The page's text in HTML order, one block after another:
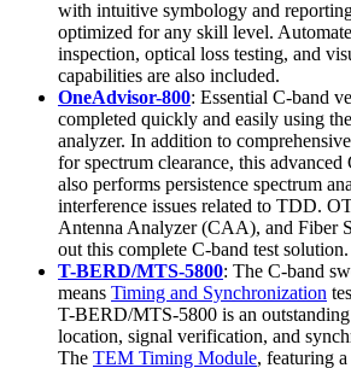
with intuitive symbology and
optimized for any skill level.
inspection, optical loss testing, and
capabilities are also included.
OneAdvisor-800: Essential C-band
completed quickly and easily using the
analyzer. In addition to
for spectrum clearance, this advanced
also performs persistence spectrum
interference issues related to TDD.
Antenna Analyzer (CAA), and Fiber
out this complete C-band test solution.
T-BERD/MTS-5800: The C-band
means Timing and Synchronization
T-BERD/MTS-5800 is an
location, signal verification, and
The TEM Timing Module, featuring